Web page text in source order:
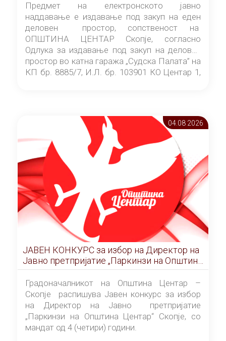
Предмет на електронското јавно
наддавање е издавање под закуп на еден
деловен простор, сопственост на
ОПШТИНА ЦЕНТАР Скопје, согласно
Одлука за издавање под закуп на деловен
простор во катна гаража „Судска Палата” на
КП бр. 8885/7, И.Л. бр. 103901 КО Центар 1,
Скопје” број 9/2026), за времетраење од 3
(три) години од денот на потпишувањето на
Договорот за закуп со најповолниот
понудувач.
04.08 2026
ЈАВЕН КОНКУРС за избор на Директор на
Јавно претпријатие „Паркинзи на Општина
Центар“ – Скопје
Градоначалникот на Општина Центар –
Скопје распишува Јавен конкурс за избор
на Директор на Јавно претпријатие
„Паркинзи на Општина Центар“ Скопје, со
мандат од 4 (четири) години.